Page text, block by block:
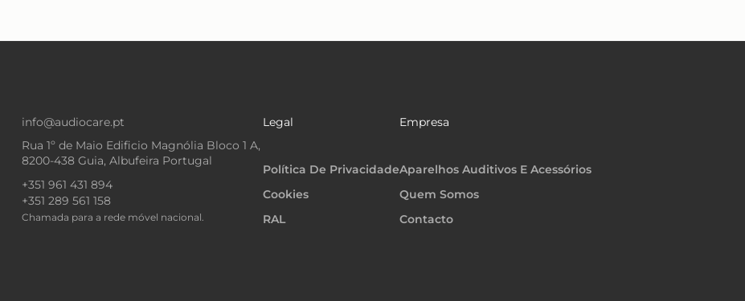
info@audiocare.pt
Rua 1º de Maio Edificio Magnólia Bloco 1 A,
8200-438 Guia, Albufeira Portugal
+351 961 431 894
+351 289 561 158
Chamada para a rede móvel nacional.
Legal
Política De Privacidade
Cookies
RAL
Empresa
Aparelhos Auditivos E Acessórios
Quem Somos
Contacto